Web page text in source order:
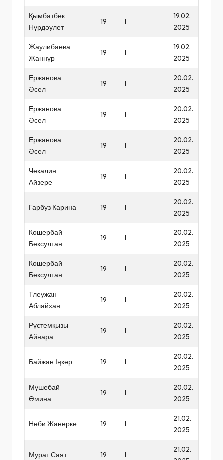
Қымбатбек
Нұрдәулет
19 I
19.02.
2025
Жаулибаева
Жаннұр
19 I
19.02.
2025
Ержанова
Әсел
19 I
20.02.
2025
Ержанова
Әсел
19 I
20.02.
2025
Ержанова
Әсел
19 I
20.02.
2025
Чекалин
Айзере
19 I
20.02.
2025
Гарбуз Карина 19 I
20.02.
2025
Кошербай
Бексултан
19 I
20.02.
2025
Кошербай
Бексултан
19 I
20.02.
2025
Тлеужан
Аблайхан
19 I
20.02.
2025
Рүстемқызы
Айнара
19 I
20.02.
2025
Байжан Іңкәр 19 I
20.02.
2025
Мүшебай
Әмина
19 I
20.02.
2025
Нәби Жанерке 19 I
21.02.
2025
Мурат Саят 19 I
21.02.